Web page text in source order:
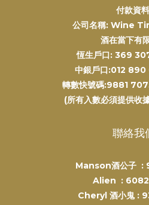
付款資
公司名稱: Wine
酒在當下有
恆生戶口: 369
中銀戶口:012
轉數快號碼:9881
(所有入數必須提供收
聯絡我
Manson酒公子 :
Alien :
Cheryl 酒小鬼 :